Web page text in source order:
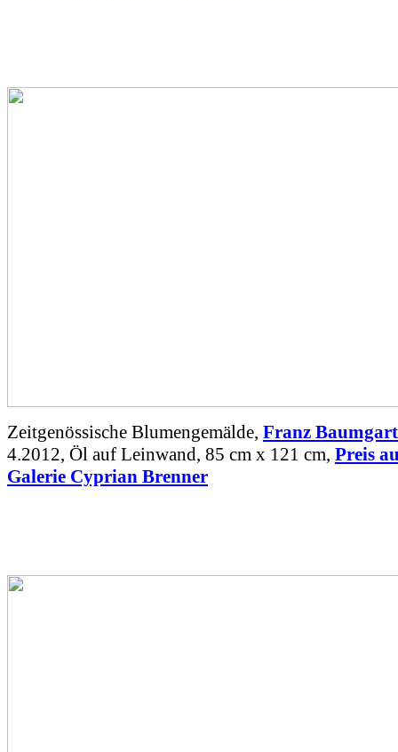
Zeitgenössische Blumengemälde, Franz
4.2012, Öl auf Leinwand, 85 cm x 121 cm, Preis
Galerie Cyprian Brenner